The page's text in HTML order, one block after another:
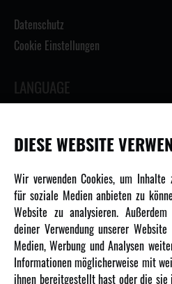
Datenschutz
Cookie Einstellungen
LANGUAGE
INFORMATIONEN
Newsletter
Über uns
Karriere
Amewi Kataloge
DIESE WEBSITE
Wir verwenden Cookies, um Inhalte
für soziale Medien anbieten zu
Website zu analysieren.
deiner Verwendung unserer
Medien, Werbung und Analysen
Informationen möglicherweise mit
ihnen bereitgestellt hast oder die sie